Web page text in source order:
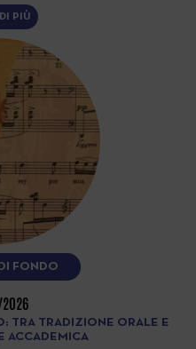
PIÙ
FONDO
TRA TRADIZIONE ORALE E
ACCADEMICA